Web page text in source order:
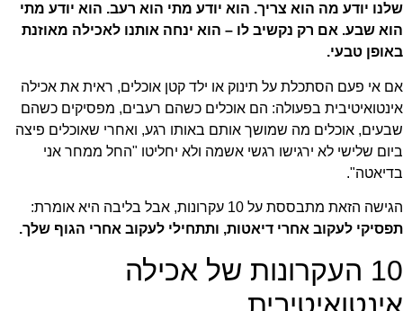
שלנו יודע מה הוא צריך. הוא יודע מתי הוא רעב. הוא יודע מתי
הוא שבע. אם רק נקשיב לו – הוא ינחה אותנו לאכילה מאוזנת
באופן טבעי.
אם אי פעם הסתכלת על תינוק או ילד קטן אוכלים, ראית את אכילה
אינטואיטיבית בפעולה: הם אוכלים כשהם רעבים, מפסיקים כשהם
שבעים, אוכלים מה שמושך אותם באותו רגע, ואחרי שאוכלים פיצה
ביום שלישי לא ירגישו רגשי אשמה ולא יחליטו "החל ממחר אני
בדיאטה".
הגישה הזאת מתבססת על 10 עקרונות, אבל בליבה היא אומרת:
תפסיקי לעקוב אחרי דיאטות, ותתחילי לעקוב אחרי הגוף שלך.
10 העקרונות של אכילה
אינטואיטיבית